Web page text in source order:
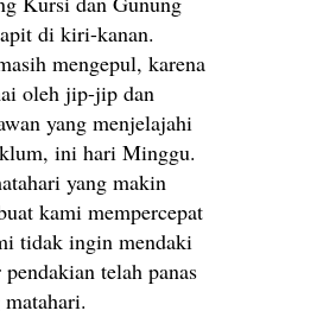
di kiri-kanan.
mengepul, karena
oleh jip-jip dan
yang menjelajahi
ini hari Minggu.
yang makin
kami mempercepat
tidak ingin mendaki
telah panas